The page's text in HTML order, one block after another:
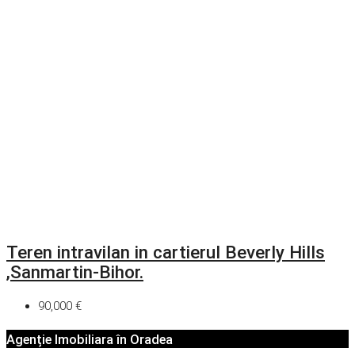
Teren intravilan in cartierul Beverly Hills
,Sanmartin-Bihor.
90,000 €
Agenție Imobiliara în Oradea